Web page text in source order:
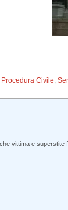
Civile,
vittima e superstite